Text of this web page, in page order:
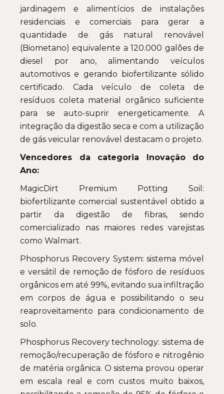
jardinagem e alimentícios de instalações
residenciais e comerciais para gerar a
quantidade de gás natural renovável
(Biometano) equivalente a 120.000 galões de
diesel por ano, alimentando veículos
automotivos e gerando biofertilizante sólido
certificado. Cada veículo de coleta de
resíduos coleta material orgânico suficiente
para se auto-suprir energeticamente. A
integração da digestão seca e com a utilização
de gás veicular renovável destacam o projeto.
Vencedores da categoria Inovação do
Ano:
MagicDirt Premium Potting Soil:
biofertilizante comercial sustentável obtido a
partir da digestão de fibras, sendo
comercializado nas maiores redes varejistas
como Walmart.
Phosphorus Recovery System: sistema móvel
e versátil de remoção de fósforo de resíduos
orgânicos em até 99%, evitando sua infiltração
em corpos de água e possibilitando o seu
reaproveitamento para condicionamento de
solo.
Phosphorus Recovery technology: sistema de
remoção/recuperação de fósforo e nitrogênio
de matéria orgânica. O sistema provou operar
em escala real e com custos muito baixos,